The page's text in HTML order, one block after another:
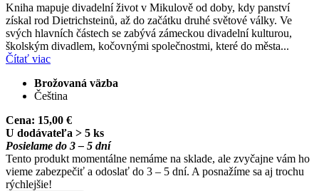
Kniha mapuje divadelní život v Mikulově od doby, kdy panství
získal rod Dietrichsteinů, až do začátku druhé světové války. Ve
svých hlavních částech se zabývá zámeckou divadelní kulturou,
školským divadlem, kočovnými společnostmi, které do města...
Čítať viac
Brožovaná väzba
Čeština
Cena: 15,00 €
U dodávateľa > 5 ks
Posielame do 3 – 5 dní
Tento produkt momentálne nemáme na sklade, ale zvyčajne vám ho
vieme zabezpečiť a odoslať do 3 – 5 dní. A posnažíme sa aj trochu
rýchlejšie!